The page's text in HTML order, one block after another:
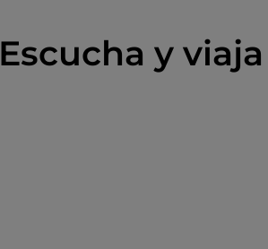
Escucha y viaja